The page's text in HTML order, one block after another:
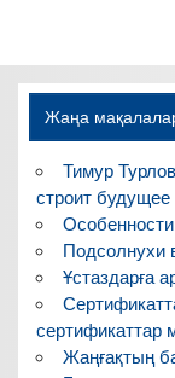
Жаңа
Тимур
строит будущее
Подсолнухи
Ұстаздарға
сертификаттар
Жаңғақтың